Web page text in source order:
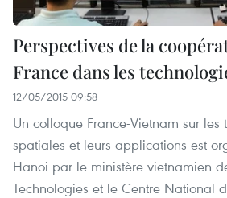
Perspectives de la
France dans les
12/05/2015 09:58
Un colloque France-Vietnam sur les
spatiales et leurs applications est
Hanoi par le ministère vietnamien
Technologies et le Centre National